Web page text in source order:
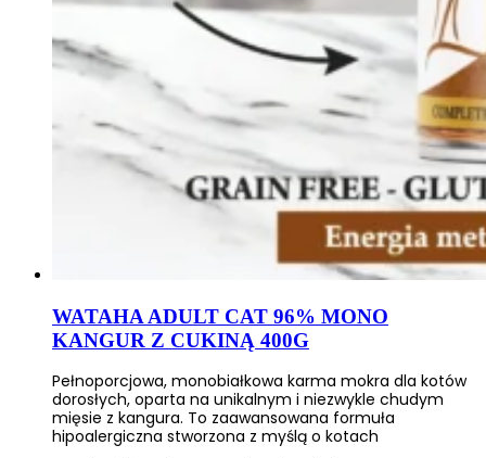
WATAHA ADULT CAT 96% MONO
KANGUR Z CUKINĄ 400G
Pełnoporcjowa, monobiałkowa karma mokra dla kotów
dorosłych, oparta na unikalnym i niezwykle chudym
mięsie z kangura. To zaawansowana formuła
hipoalergiczna stworzona z myślą o kotach